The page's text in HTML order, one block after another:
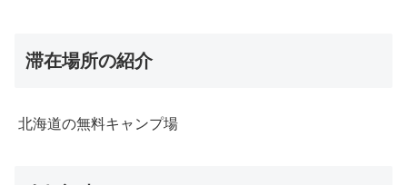
滞在場所の紹介
北海道の無料キャンプ場